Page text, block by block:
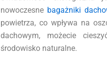
nowoczesne bagażniki
powietrza, co wpływa na
dachowym, możecie
środowisko naturalne.